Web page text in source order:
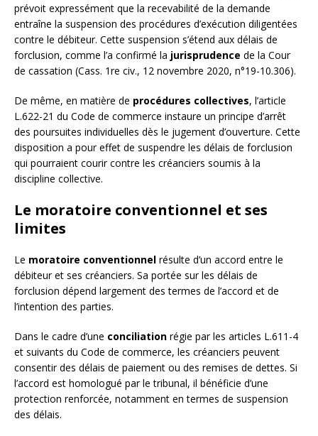
prévoit expressément que la recevabilité de la demande
entraîne la suspension des procédures d’exécution diligentées
contre le débiteur. Cette suspension s’étend aux délais de
forclusion, comme l’a confirmé la jurisprudence de la Cour
de cassation (Cass. 1re civ., 12 novembre 2020, n°19-10.306).
De même, en matière de procédures collectives, l’article
L.622-21 du Code de commerce instaure un principe d’arrêt
des poursuites individuelles dès le jugement d’ouverture. Cette
disposition a pour effet de suspendre les délais de forclusion
qui pourraient courir contre les créanciers soumis à la
discipline collective.
Le moratoire conventionnel et ses
limites
Le moratoire conventionnel résulte d’un accord entre le
débiteur et ses créanciers. Sa portée sur les délais de
forclusion dépend largement des termes de l’accord et de
l’intention des parties.
Dans le cadre d’une conciliation régie par les articles L.611-4
et suivants du Code de commerce, les créanciers peuvent
consentir des délais de paiement ou des remises de dettes. Si
l’accord est homologué par le tribunal, il bénéficie d’une
protection renforcée, notamment en termes de suspension
des délais.